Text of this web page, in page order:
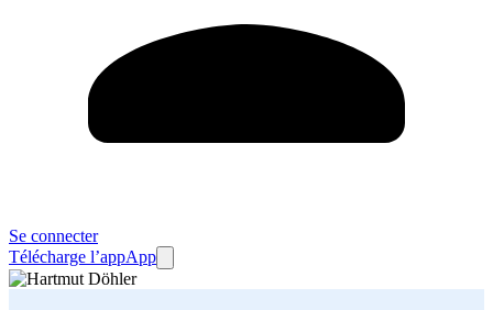
Se connecter
Télécharge l’appApp